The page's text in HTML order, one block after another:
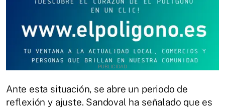
Ante esta situación, se abre un periodo de
reflexión y ajuste. Sandoval ha señalado que es